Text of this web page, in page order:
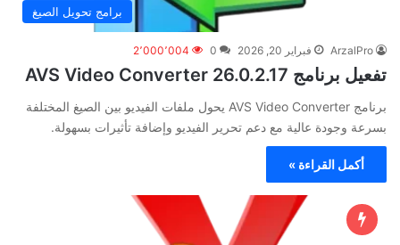
برامج تحويل الصيغ
ArzalPro فبراير 20, 2026 0 2٬000٬004
تفعيل برنامج AVS Video Converter 26.0.2.17
برنامج AVS Video Converter يحول ملفات الفيديو بين الصيغ المختلفة
بسرعة وجودة عالية مع دعم تحرير الفيديو وإضافة تأثيرات بسهولة.
أكمل القراءة »